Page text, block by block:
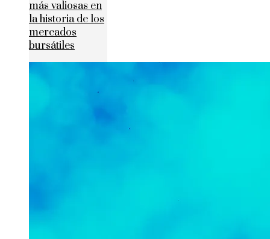
más valiosas en
la historia de los
mercados
bursátiles